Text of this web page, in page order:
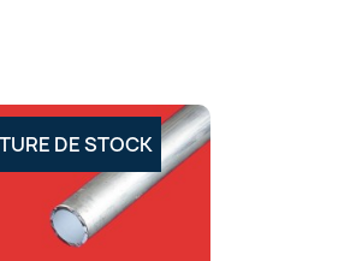
DE STOCK